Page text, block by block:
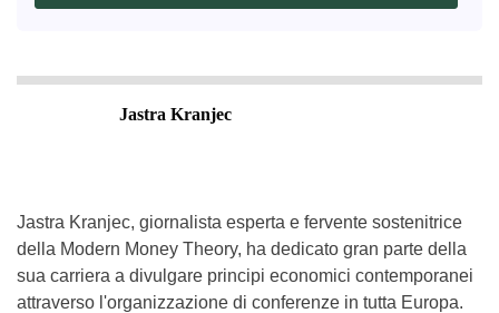
Jastra Kranjec
Jastra Kranjec, giornalista esperta e fervente sostenitrice
della Modern Money Theory, ha dedicato gran parte della
sua carriera a divulgare principi economici contemporanei
attraverso l'organizzazione di conferenze in tutta Europa.